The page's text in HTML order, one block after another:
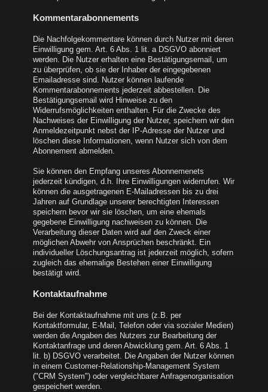
Kommentarabonnements
Die Nachfolgekommentare können durch Nutzer mit deren
Einwilligung gem. Art. 6 Abs. 1 lit. a DSGVO abonniert
werden. Die Nutzer erhalten eine Bestätigungsemail, um
zu überprüfen, ob sie der Inhaber der eingegebenen
Emailadresse sind. Nutzer können laufende
Kommentarabonnements jederzeit abbestellen. Die
Bestätigungsemail wird Hinweise zu den
Widerrufsmöglichkeiten enthalten. Für die Zwecke des
Nachweises der Einwilligung der Nutzer, speichern wir den
Anmeldezeitpunkt nebst der IP-Adresse der Nutzer und
löschen diese Informationen, wenn Nutzer sich von dem
Abonnement abmelden.
Sie können den Empfang unseres Abonnemenets
jederzeit kündigen, d.h. Ihre Einwilligungen widerrufen. Wir
können die ausgetragenen E-Mailadressen bis zu drei
Jahren auf Grundlage unserer berechtigten Interessen
speichern bevor wir sie löschen, um eine ehemals
gegebene Einwilligung nachweisen zu können. Die
Verarbeitung dieser Daten wird auf den Zweck einer
möglichen Abwehr von Ansprüchen beschränkt. Ein
individueller Löschungsantrag ist jederzeit möglich, sofern
zugleich das ehemalige Bestehen einer Einwilligung
bestätigt wird.
Kontaktaufnahme
Bei der Kontaktaufnahme mit uns (z.B. per
Kontaktformular, E-Mail, Telefon oder via sozialer Medien)
werden die Angaben des Nutzers zur Bearbeitung der
Kontaktanfrage und deren Abwicklung gem. Art. 6 Abs. 1
lit. b) DSGVO verarbeitet. Die Angaben der Nutzer können
in einem Customer-Relationship-Management System
("CRM System") oder vergleichbarer Anfragenorganisation
gespeichert werden.